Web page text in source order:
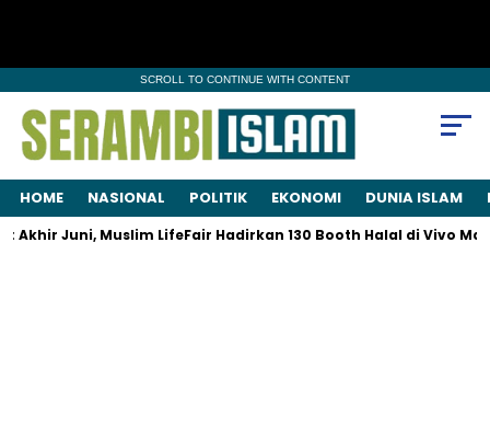
SCROLL TO CONTINUE WITH CONTENT
HOME NASIONAL POLITIK EKONOMI DUNIA ISLAM
Juni, Muslim LifeFair Hadirkan 130 Booth Halal di Vivo Mall